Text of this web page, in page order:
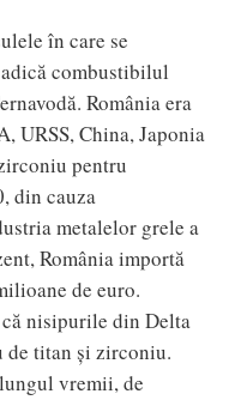
în care se
combustibilul
România era
URSS, China, Japonia
pentru
din cauza
metalelor grele a
România importă
de euro.
nisipurile din Delta
de titan şi zirconiu.
vremii, de